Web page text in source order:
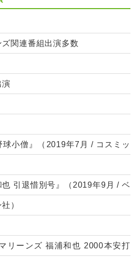
ズ関連番組出演多数
演
球小僧』（2019年7月 / コスミッ
也 引退惜別号』（2019年9月 / ベ
）
リーンズ 福浦和也 2000本安打